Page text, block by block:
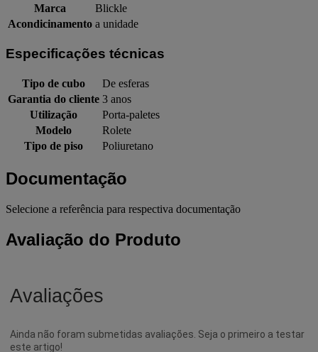
Marca
Blickle
Acondicinamento a unidade
Especificações técnicas
Tipo de cubo
De esferas
Garantia do cliente 3 anos
Utilização
Porta-paletes
Modelo
Rolete
Tipo de piso
Poliuretano
Documentação
Selecione a referência para respectiva documentação
Avaliação do Produto